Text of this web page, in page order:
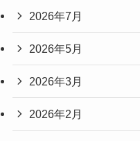
2026年7月
2026年5月
2026年3月
2026年2月